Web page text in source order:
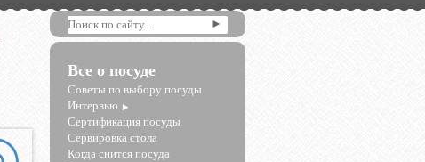
Все о посуде
Советы по выбору посуды
Интервью
Сертификация посуды
Сервировка стола
Когда снится посуда